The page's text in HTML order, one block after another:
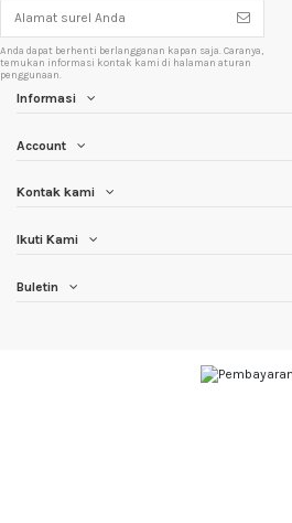
Anda dapat berhenti berlangganan kapan saja. Caranya,
temukan informasi kontak kami di halaman aturan
penggunaan.
Informasi
Account
Kontak kami
Ikuti Kami
Buletin